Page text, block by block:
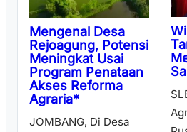
Mengenal Desa
Rejoagung, Potensi
Meningkat Usai
Program Penataan
Akses Reforma
Agraria*
JOMBANG, Di Desa